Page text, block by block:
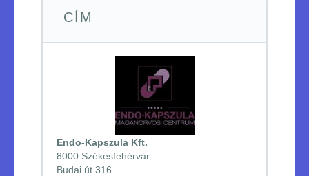
CÍM
Endo-Kapszula Kft.
8000 Székesfehérvár
Budai út 316